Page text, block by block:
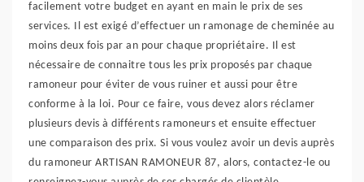
facilement votre budget en ayant en main le prix de ses
services. Il est exigé d’effectuer un ramonage de cheminée au
moins deux fois par an pour chaque propriétaire. Il est
nécessaire de connaitre tous les prix proposés par chaque
ramoneur pour éviter de vous ruiner et aussi pour être
conforme à la loi. Pour ce faire, vous devez alors réclamer
plusieurs devis à différents ramoneurs et ensuite effectuer
une comparaison des prix. Si vous voulez avoir un devis auprès
du ramoneur ARTISAN RAMONEUR 87, alors, contactez-le ou